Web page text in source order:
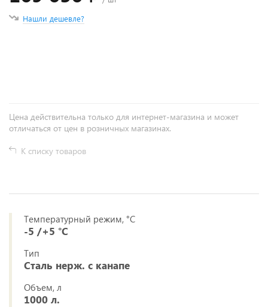
Нашли дешевле?
Цена действительна только для интернет-магазина и может
отличаться от цен в розничных магазинах.
К списку товаров
Температурный режим, °C
-5 /+5 °С
Тип
Сталь нерж. с канапе
Объем, л
1000 л.